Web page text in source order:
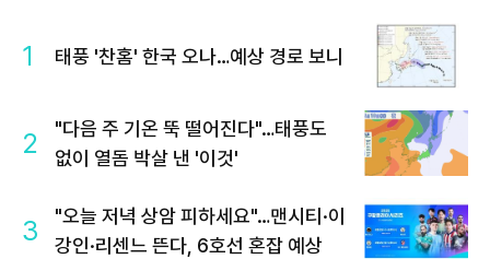
1 태풍 '찬홈' 한국 오나…예상 경로 보니
2
"다음 주 기온 뚝 떨어진다"…태풍도
없이 열돔 박살 낸 '이것'
3
"오늘 저녁 상암 피하세요"…맨시티·이
강인·리센느 뜬다, 6호선 혼잡 예상